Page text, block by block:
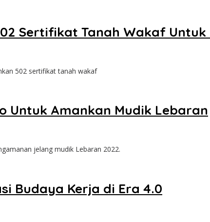
Sertifikat Tanah Wakaf
502 sertifikat tanah wakaf
Untuk Amankan Mudik Lebaran
jelang mudik Lebaran 2022.
Budaya Kerja di Era 4.0